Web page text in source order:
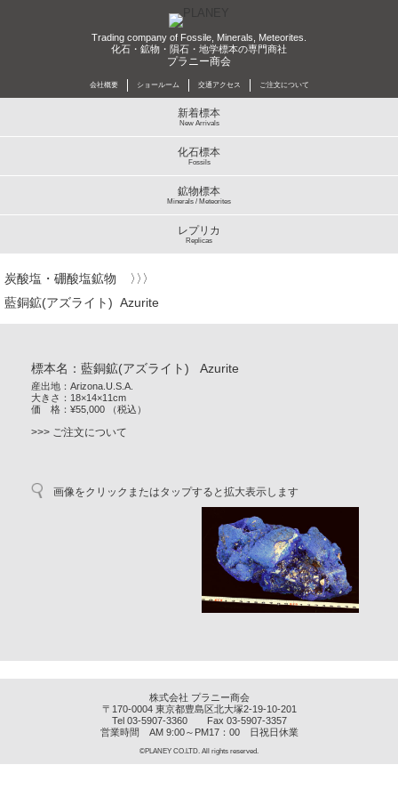
Trading company of Fossile, Minerals, Meteorites.
化石・鉱物・隕石・地学標本の専門商社
プラニー商会
会社概要 ショールーム 交通アクセス ご注文について
新着標本
New Arrivals
化石標本
Fossils
鉱物標本
Minerals / Meteorites
レプリカ
Replicas
炭酸塩・硼酸塩鉱物
藍銅鉱(アズライト) Azurite
標本名：藍銅鉱(アズライト) Azurite
産出地：Arizona.U.S.A.
大きさ：18×14×11cm
価 格：¥55,000 （税込）
>>> ご注文について
画像をクリックまたはタップすると拡大表示します
株式会社 プラニー商会
〒170-0004 東京都豊島区北大塚2-19-10-201
Tel 03-5907-3360 Fax 03-5907-3357
営業時間 AM 9:00～PM17：00 日祝日休業
©PLANEY CO.LTD. All rights reserved.